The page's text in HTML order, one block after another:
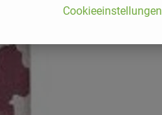
Cookieeinstellungen